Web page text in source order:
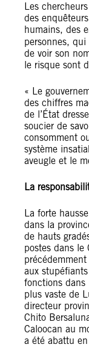
Les
des
humains, des
personnes, qui
de voir son
le risque sont
« Le
des chiffres
de l’État
soucier de
consomment
système
aveugle et le
La
La forte
dans la
de hauts
postes dans le
aux
fonctions dans
plus vaste de
directeur
Chito
Caloocan au
a été abattu